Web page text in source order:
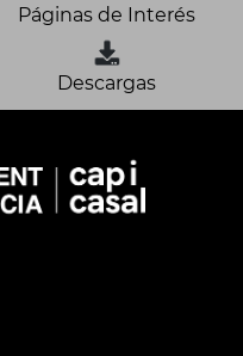
Páginas de Interés
Descargas